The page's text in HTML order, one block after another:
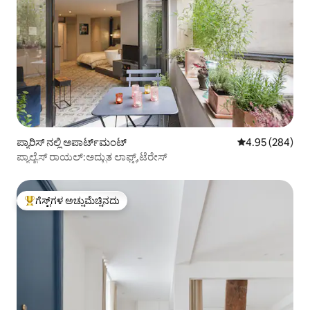
ಪ್ಯಾರಿಸ್ ನಲ್ಲಿ ಅಪಾರ್ಟ್‌ಮಂಟ್ 5 ರಲ್ಲಿ 4.95
4.95 (284)
ಪ್ಯಾಲೈಸ್ ರಾಯಲ್:ಅದ್ಭುತ ಲಾಫ್ಟ್,ಟೆರೇಸ್
ಗೆಸ್ಟ್‌ಗಳಿಗೆ ಅತಿ ಹೆಚ್ಚು ಅಚ್ಚುಮೆಚ್ಚಿನದು
ಗೆಸ್ಟ್‌ಗಳ ಅಚ್ಚುಮೆಚ್ಚಿನದು